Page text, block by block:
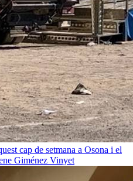
cap de setmana a Osona i el
Giménez Vinyet